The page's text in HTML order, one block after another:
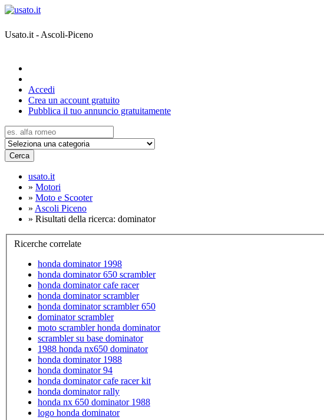
Usato.it - Ascoli-Piceno
Accedi
Crea un account gratuito
Pubblica il tuo annuncio gratuitamente
Cerca
usato.it
» Motori
» Moto e Scooter
» Ascoli Piceno
» Risultati della ricerca: dominator
Ricerche correlate
honda dominator 1998
honda dominator 650 scrambler
honda dominator cafe racer
honda dominator scrambler
honda dominator scrambler 650
dominator scrambler
moto scrambler honda dominator
scrambler su base dominator
1988 honda nx650 dominator
honda dominator 1988
honda dominator 94
honda dominator cafe racer kit
honda dominator rally
honda nx 650 dominator 1988
logo honda dominator